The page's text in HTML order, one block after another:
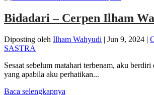
Bidadari – Cerpen Ilham
Diposting oleh Ilham Wahyudi | Jun 9, 2024 |
SASTRA
Sesaat sebelum matahari terbenam, aku
yang apabila aku perhatikan...
Baca selengkapnya